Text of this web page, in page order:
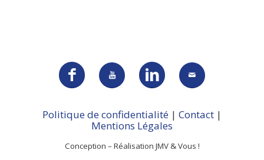
Politique de confidentialité | Contact |
Mentions Légales
Conception – Réalisation JMV & Vous !